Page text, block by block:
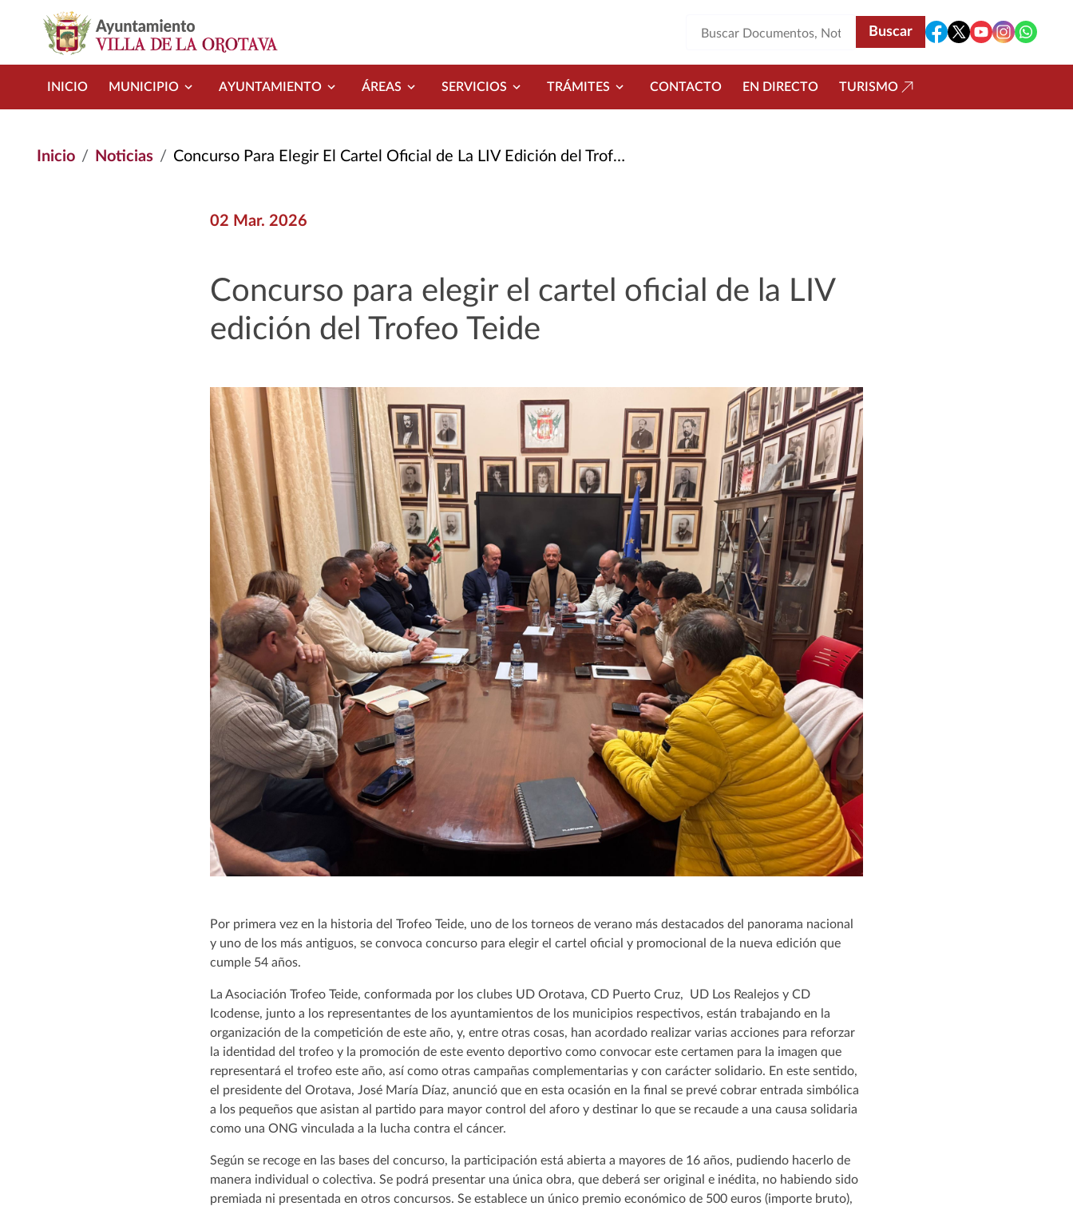
INICIO MUNICIPIO AYUNTAMIENTO ÁREAS SERVICIOS TRÁMITES CONTACTO EN DIRECTO TURISMO
Inicio Noticias Concurso Para Elegir El Cartel Oficial de La LIV Edición del Trofeo Teide
02 Mar. 2026
Concurso para elegir el cartel oficial de la LIV
edición del Trofeo Teide
Por primera vez en la historia del Trofeo Teide, uno de los torneos de verano más destacados del panorama nacional
y uno de los más antiguos, se convoca concurso para elegir el cartel oficial y promocional de la nueva edición que
cumple 54 años.
La Asociación Trofeo Teide, conformada por los clubes UD Orotava, CD Puerto Cruz, UD Los Realejos y CD
Icodense, junto a los representantes de los ayuntamientos de los municipios respectivos, están trabajando en la
organización de la competición de este año, y, entre otras cosas, han acordado realizar varias acciones para reforzar
la identidad del trofeo y la promoción de este evento deportivo como convocar este certamen para la imagen que
representará el trofeo este año, así como otras campañas complementarias y con carácter solidario. En este sentido,
el presidente del Orotava, José María Díaz, anunció que en esta ocasión en la final se prevé cobrar entrada simbólica
a los pequeños que asistan al partido para mayor control del aforo y destinar lo que se recaude a una causa solidaria
como una ONG vinculada a la lucha contra el cáncer.
Según se recoge en las bases del concurso, la participación está abierta a mayores de 16 años, pudiendo hacerlo de
manera individual o colectiva. Se podrá presentar una única obra, que deberá ser original e inédita, no habiendo sido
premiada ni presentada en otros concursos. Se establece un único premio económico de 500 euros (importe bruto),